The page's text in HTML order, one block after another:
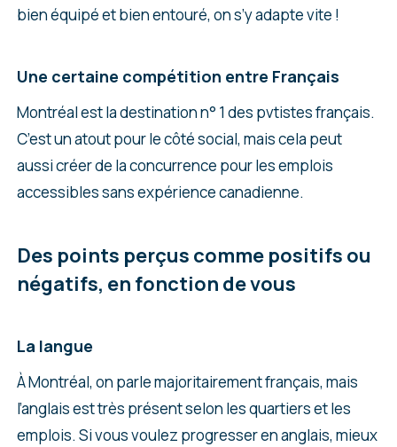
bien équipé et bien entouré, on s’y adapte vite !
Une certaine compétition entre Français
Montréal est la destination n° 1 des pvtistes français.
C’est un atout pour le côté social, mais cela peut
aussi créer de la concurrence pour les emplois
accessibles sans expérience canadienne.
Des points perçus comme positifs ou
négatifs, en fonction de vous
La langue
À Montréal, on parle majoritairement français, mais
l’anglais est très présent selon les quartiers et les
emplois. Si vous voulez progresser en anglais, mieux